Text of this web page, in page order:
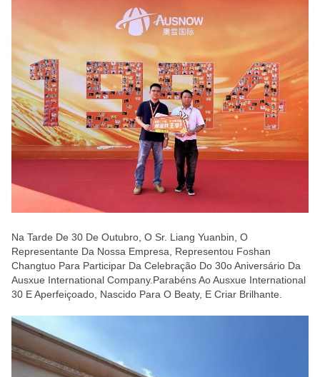
Na Tarde De 30 De Outubro, O Sr. Liang Yuanbin, O
Representante Da Nossa Empresa, Representou Foshan
Changtuo Para Participar Da Celebração Do 30o Aniversário Da
Ausxue International Company.Parabéns Ao Ausxue International
30 E Aperfeiçoado, Nascido Para O Beaty, E Criar Brilhante.